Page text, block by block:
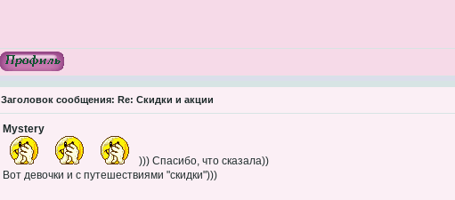
Заголовок сообщения: Re: Скидки и акции
Mystery
))) Спасибо, что сказала))
Вот девочки и с путешествиями "скидки")))